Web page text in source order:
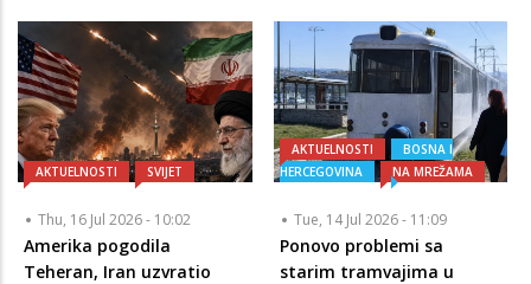
AKTUELNOSTI SVIJET
Thu, 16 Jul 2026 - 10:02
Amerika pogodila
Teheran, Iran uzvratio
AKTUELNOSTI
BOSNA I
HERCEGOVINA
NA MREŽAMA
Tue, 14 Jul 2026 - 11:09
Ponovo problemi sa
starim tramvajima u